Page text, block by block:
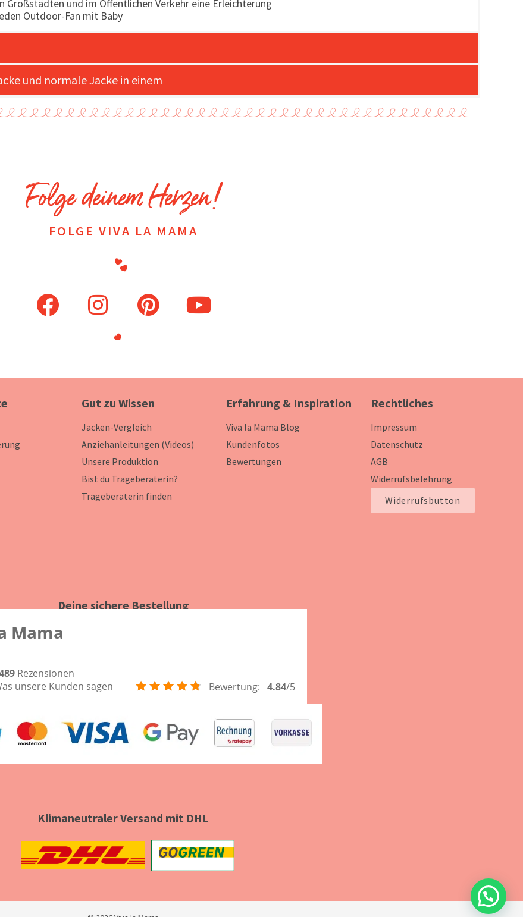
Großstädten und im Öffentlichen Verkehr eine Erleichterung
Outdoor-Fan mit Baby
und normale Jacke in einem
Folge deinem Herzen!
FOLGE VIVA LA MAMA
Gut zu Wissen
Jacken-Vergleich
Anziehanleitungen (Videos)
Unsere Produktion
Bist du Trageberaterin?
Trageberaterin finden
Erfahrung & Inspiration
Viva la Mama Blog
Kundenfotos
Bewertungen
Rechtliches
Impressum
Datenschutz
AGB
Widerrufsbelehrung
Widerrufsbutton
Deine sichere Bestellung
Mama
Rezensionen
unsere Kunden sagen
Bewertung: 4.84/5
Klimaneutraler Versand mit DHL